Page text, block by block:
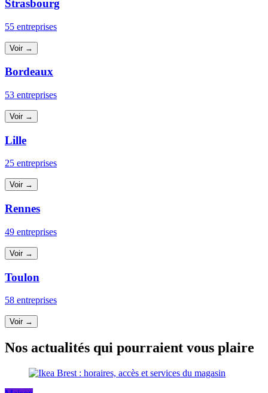
Strasbourg
55 entreprises
Voir →
Bordeaux
53 entreprises
Voir →
Lille
25 entreprises
Voir →
Rennes
49 entreprises
Voir →
Toulon
58 entreprises
Voir →
Nos actualités qui pourraient vous plaire